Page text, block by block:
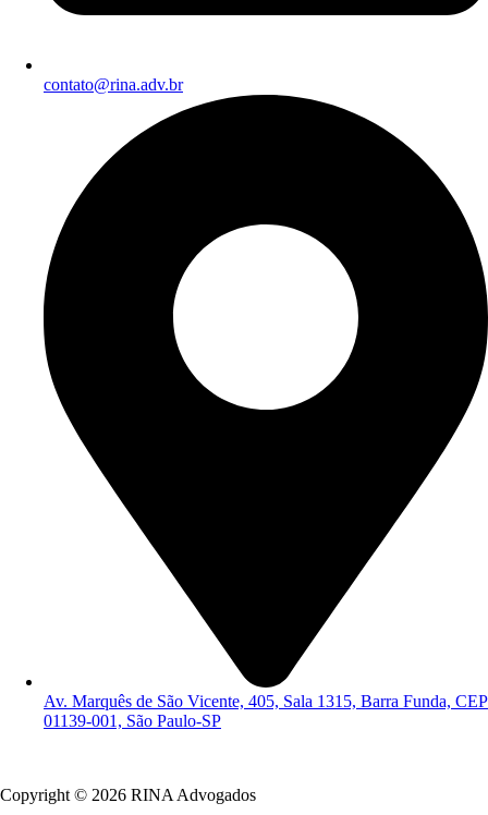
contato@rina.adv.br
Av. Marquês de São Vicente, 405, Sala 1315, Barra Funda, CEP
01139-001, São Paulo-SP
Copyright © 2026 RINA Advogados